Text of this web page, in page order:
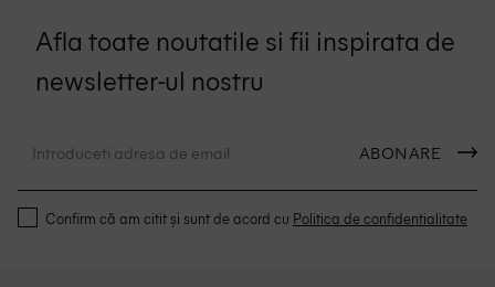
Afla toate noutatile si fii inspirata de
newsletter-ul nostru
ABONARE
Confirm că am citit și sunt de acord cu Politica de confidentialitate